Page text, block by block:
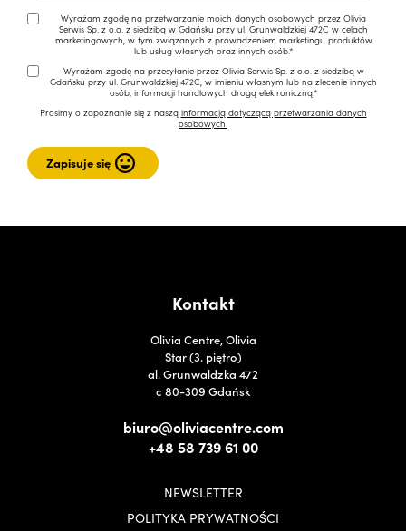
Wyrażam zgodę na przetwarzanie moich danych osobowych przez Olivia
Serwis Sp. z o.o. z siedzibą w Gdańsku przy ul. Grunwaldzkiej 472C w celach
marketingowych, w tym związanych z prowadzeniem marketingu produktów
lub usług własnych oraz innych osób.*
Wyrażam zgodę na przesyłanie przez Olivia Serwis Sp. z o.o. z siedzibą w
Gdańsku przy ul. Grunwaldzkiej 472C, w imieniu własnym lub na zlecenie innych
osób, informacji handlowych drogą elektroniczną.*
Prosimy o zapoznanie się z naszą informacją dotyczącą przetwarzania danych
osobowych.
Kontakt
Olivia Centre, Olivia
Star (3. piętro)
al. Grunwaldzka 472
c 80-309 Gdańsk
biuro@oliviacentre.com
+48 58 739 61 00
NEWSLETTER
POLITYKA PRYWATNOŚCI